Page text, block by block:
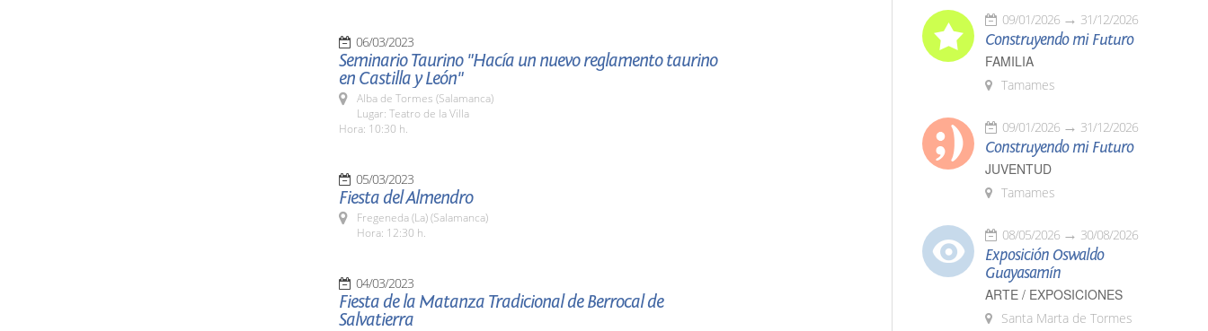
06/03/2023
Seminario Taurino "Hacía un nuevo reglamento taurino
en Castilla y León"
Alba de Tormes (Salamanca)
Lugar: Teatro de la Villa
Hora: 10:30 h.
05/03/2023
Fiesta del Almendro
Fregeneda (La) (Salamanca)
Hora: 12:30 h.
04/03/2023
Fiesta de la Matanza Tradicional de Berrocal de
Salvatierra
09/01/2026 31/12/2026
Construyendo mi Futuro
FAMILIA
Tamames
09/01/2026 31/12/2026
Construyendo mi Futuro
JUVENTUD
Tamames
08/05/2026 30/08/2026
Exposición Oswaldo
Guayasamín
ARTE / EXPOSICIONES
Santa Marta de Tormes